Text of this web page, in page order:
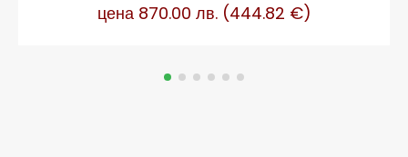
цена 870.00 лв. (444.82 €)